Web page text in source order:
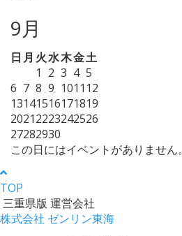
9月
日 月 火水木金土
1 2 3 4 5
6 7 8 9 1011 12
13141516171819
20212223242526
27282930
この日にはイベントがありません。
TOP
三重県版 運営会社
株式会社 ゼンリン東海